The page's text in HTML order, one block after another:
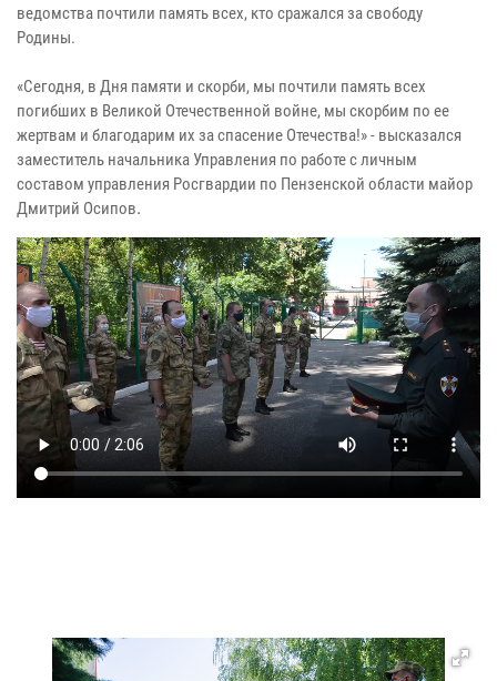
ведомства почтили память всех, кто сражался за свободу
Родины.
«Сегодня, в Дня памяти и скорби, мы почтили память всех
погибших в Великой Отечественной войне, мы скорбим по ее
жертвам и благодарим их за спасение Отечества!» - высказался
заместитель начальника Управления по работе с личным
составом управления Росгвардии по Пензенской области майор
Дмитрий Осипов.